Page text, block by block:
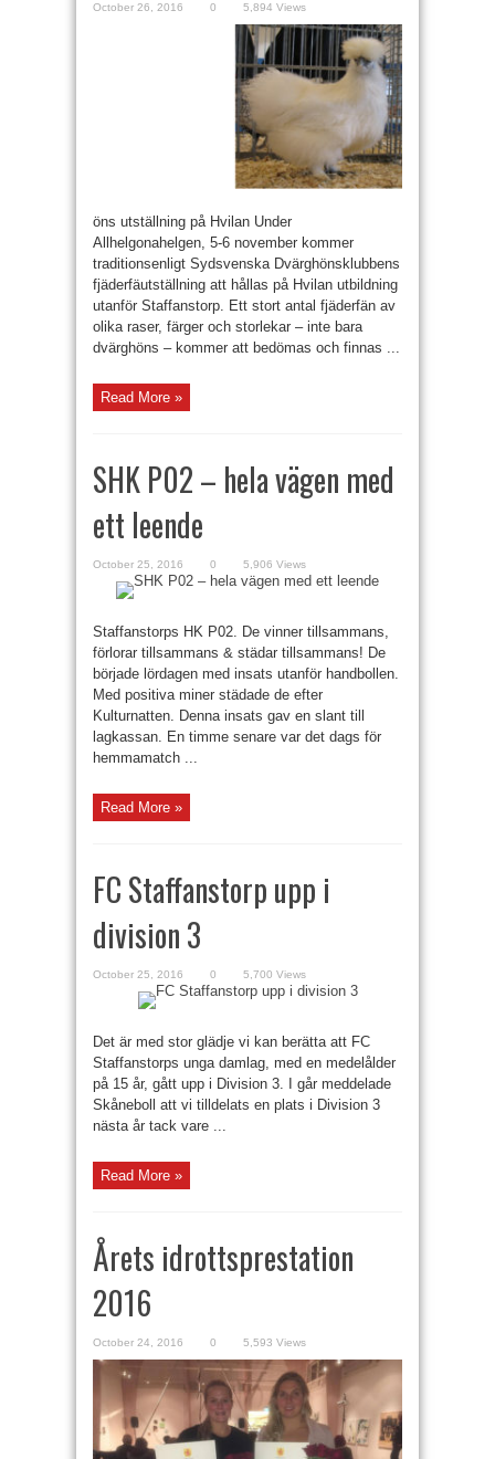
October 26, 2016 0 5,894 Views
öns utställning på Hvilan Under
Allhelgonahelgen, 5-6 november kommer
traditionsenligt Sydsvenska Dvärghönsklubbens
fjäderfäutställning att hållas på Hvilan utbildning
utanför Staffanstorp. Ett stort antal fjäderfän av
olika raser, färger och storlekar – inte bara
dvärghöns – kommer att bedömas och finnas ...
Read More »
SHK P02 – hela vägen med
ett leende
October 25, 2016 0 5,906 Views
Staffanstorps HK P02. De vinner tillsammans,
förlorar tillsammans & städar tillsammans! De
började lördagen med insats utanför handbollen.
Med positiva miner städade de efter
Kulturnatten. Denna insats gav en slant till
lagkassan. En timme senare var det dags för
hemmamatch ...
Read More »
FC Staffanstorp upp i
division 3
October 25, 2016 0 5,700 Views
Det är med stor glädje vi kan berätta att FC
Staffanstorps unga damlag, med en medelålder
på 15 år, gått upp i Division 3. I går meddelade
Skåneboll att vi tilldelats en plats i Division 3
nästa år tack vare ...
Read More »
Årets idrottsprestation
2016
October 24, 2016 0 5,593 Views